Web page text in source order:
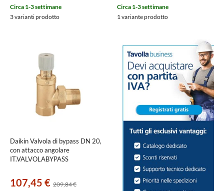
Circa 1-3 settimane
3 varianti prodotto
Circa 1-3 settimane
1 variante prodotto
Daikin Valvola di bypass DN 20,
con attacco angolare
IT.VALVOLABYPASS
107,45 € 209,84 €